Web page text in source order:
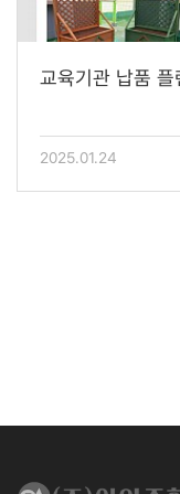
교육기관 납품 플
2025.01.24